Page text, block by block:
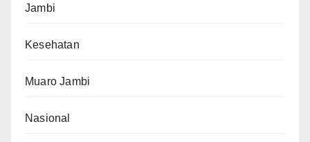
Jambi
Kesehatan
Muaro Jambi
Nasional